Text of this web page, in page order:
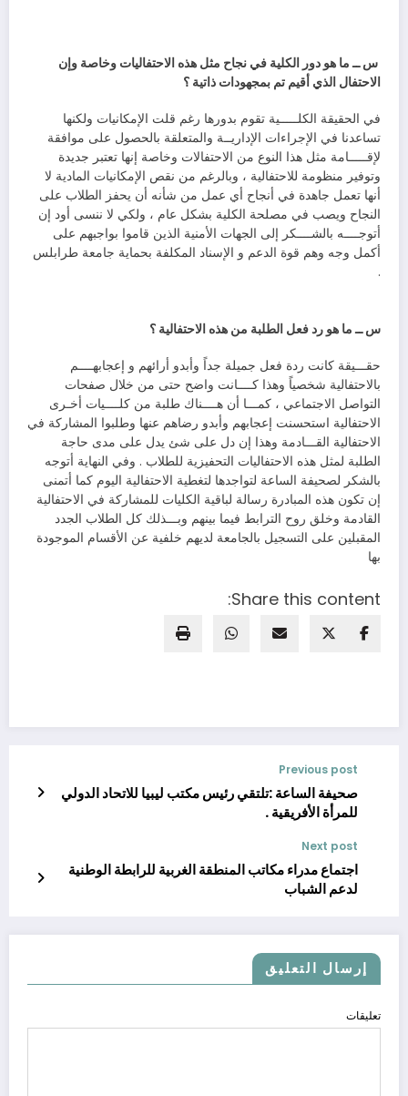
س ــ ما هو دور الكلية في نجاح مثل هذه الاحتفاليات وخاصة وإن
الاحتفال الذي أقيم تم بمجهودات ذاتية ؟
في الحقيقة الكلـــــية تقوم بدورها رغم قلت الإمكانيات ولكنها
تساعدنا في الإجراءات الإداريــة والمتعلقة بالحصول على موافقة
لإقـــــامة مثل هذا النوع من الاحتفالات وخاصة إنها تعتبر جديدة
وتوفير منظومة للاحتفالية ، وبالرغم من نقص الإمكانيات المادية لا
أنها تعمل جاهدة في أنجاح أي عمل من شأنه أن يحفز الطلاب على
النجاح ويصب في مصلحة الكلية بشكل عام ، ولكي لا ننسى أود إن
أتوجــــه بالشــــكر إلى الجهات الأمنية الذين قاموا بواجبهم على
أكمل وجه وهم قوة الدعم و الإسناد المكلفة بحماية جامعة طرابلس
.
س ــ ما هو رد فعل الطلبة من هذه الاحتفالية ؟
حقـــيقة كانت ردة فعل جميلة جداً وأبدو أرائهم و إعجابهــــم
بالاحتفالية شخصياً وهذا كــــانت واضح حتى من خلال صفحات
التواصل الاجتماعي ، كمـــا أن هــــناك طلبة من كلــــيات أخـرى
الاحتفالية استحسنت إعجابهم وأبدو رضاهم عنها وطلبوا المشاركة في
الاحتفالية القـــادمة وهذا إن دل على شئ يدل على مدى حاجة
الطلبة لمثل هذه الاحتفاليات التحفيزية للطلاب . وفي النهاية أتوجه
بالشكر لصحيفة الساعة لتواجدها لتغطية الاحتفالية اليوم كما أتمنى
إن تكون هذه المبادرة رسالة لباقية الكليات للمشاركة في الاحتفالية
القادمة وخلق روح الترابط فيما بينهم وبـــذلك كل الطلاب الجدد
المقبلين على التسجيل بالجامعة لديهم خلفية عن الأقسام الموجودة
بها
Share this content:
Previous post
صحيفة الساعة :تلتقي رئيس مكتب ليبيا للاتحاد الدولي
للمرأة الأفريقية .
Next post
اجتماع مدراء مكاتب المنطقة الغربية للرابطة الوطنية
لدعم الشباب
إرسال التعليق
تعليقات